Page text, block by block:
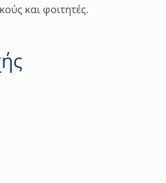
και φοιτητές.